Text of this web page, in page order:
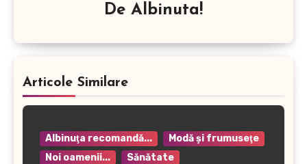
De Albinuta!
Articole Similare
Albinuţa recomandă...
Modă şi frumuseţe
Noi oamenii...
Sănătate